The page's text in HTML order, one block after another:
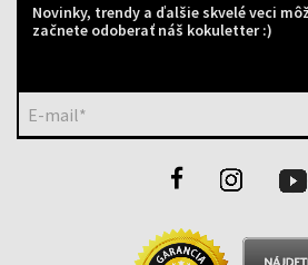
Novinky, trendy a ďalšie skvelé veci
začnete odoberať náš kokuletter :)
E-mail*